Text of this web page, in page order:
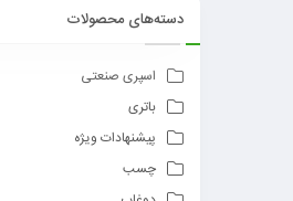
دسته‌های محصولات
اسپری صنعتی
باتری
پیشنهادات ویژه
چسب